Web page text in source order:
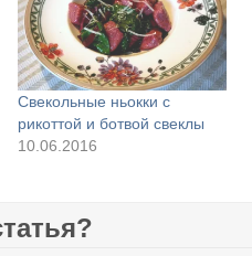
Свекольные ньокки с
рикоттой и ботвой свеклы
10.06.2016